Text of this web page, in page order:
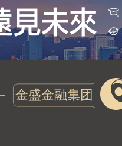
金盛金融集团